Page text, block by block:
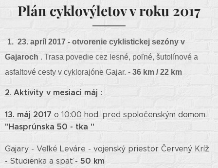
Plán cyklovýletov v roku 2017
1. 23. apríl 2017 - otvorenie cyklistickej sezóny v
Gajaroch . Trasa povedie cez lesné, poľné, šutolínové a
asfaltové cesty v cyklorajóne Gajar. - 36 km / 22 km
2. Aktivity v mesiaci máj :
13. máj 2017 o 10:00 hod. pred spoločenským domom.
"Hasprúnska 50 - tka "
Gajary - Veľké Leváre - vojenský priestor Červený Kríž
- Studienka a späť - 50 km